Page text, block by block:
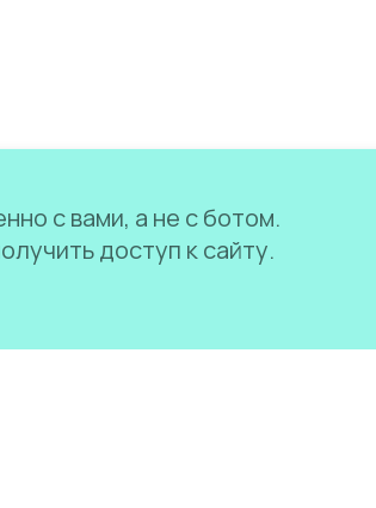
с вами, а не с ботом.
доступ к сайту.